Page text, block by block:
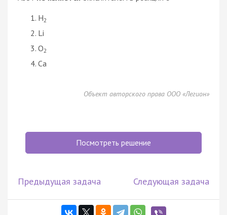
H2
Li
O2
Сa
Объект авторского права ООО «Легион»
Посмотреть решение
Предыдущая задача Следующая задача